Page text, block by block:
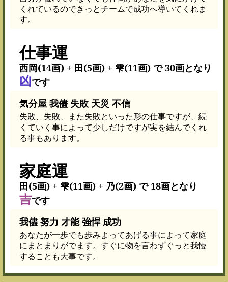
くれているのできっとチームで成功へ導いてくれま
す。
仕事運
西岡(14画) + 田(5画) + 雫(11画) で 30画となり
凶です
気分屋 我儘 失敗 天災 不信
失敗、失敗、また失敗といった形の仕事ですが、続
くていく事によって少しだけですが実を結んでくれ
る事もあります。
家庭運
田(5画) + 雫(11画) + 乃(2画) で 18画となり
吉です
我儘 努力 才能 強悍 成功
あなたが一歩でも歩みよってあげる事によって家庭
にまとまりがでます。すぐに物を言わずぐっと我慢
することも大事です。